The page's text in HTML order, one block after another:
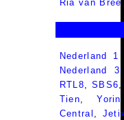
Ria van Bree
Nederland
Nederland
RTL8,SBS6
Tien,Yorin
Central ,